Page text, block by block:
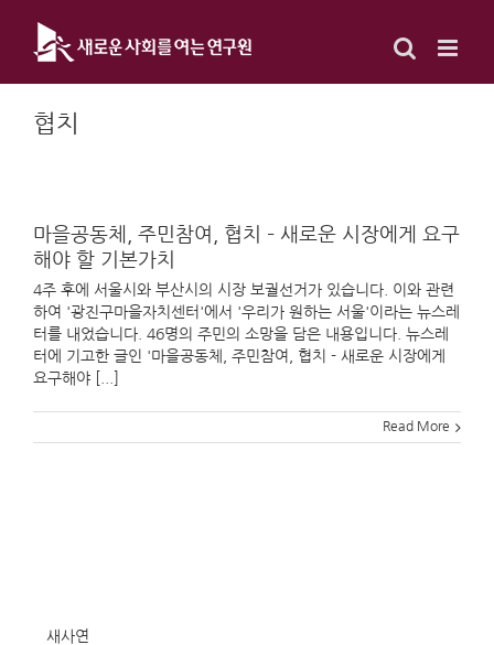
content
협치
마을공동체, 주민참여, 협치 – 새로운 시장에게 요구
해야 할 기본가치
4주 후에 서울시와 부산시의 시장 보궐선거가 있습니다. 이와 관련
하여 '광진구마을자치센터'에서 '우리가 원하는 서울'이라는 뉴스레
터를 내었습니다. 46명의 주민의 소망을 담은 내용입니다. 뉴스레
터에 기고한 글인 '마을공동체, 주민참여, 협치 - 새로운 시장에게
요구해야 [...]
Read More
새사연